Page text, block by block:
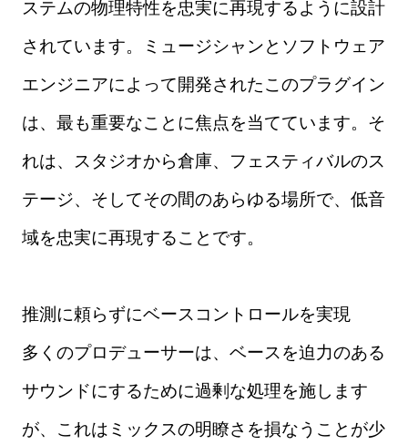
ステムの物理特性を忠実に再現するように設計
されています。ミュージシャンとソフトウェア
エンジニアによって開発されたこのプラグイン
は、最も重要なことに焦点を当てています。そ
れは、スタジオから倉庫、フェスティバルのス
テージ、そしてその間のあらゆる場所で、低音
域を忠実に再現することです。
推測に頼らずにベースコントロールを実現
多くのプロデューサーは、ベースを迫力のある
サウンドにするために過剰な処理を施します
が、これはミックスの明瞭さを損なうことが少